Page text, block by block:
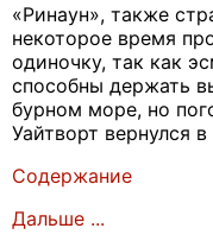
«Ринаун», также
некоторое время
одиночку, так как
способны держать
бурном море, но
Уайтворт вернулся
Содержание
Дальше ...